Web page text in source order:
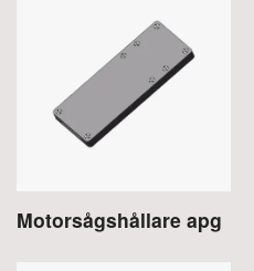
Motorsågshållare apg